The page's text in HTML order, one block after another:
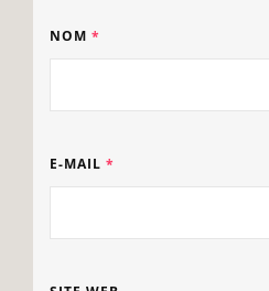
NOM *
E-MAIL *